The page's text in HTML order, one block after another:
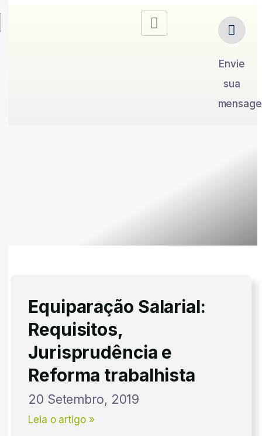
Envie
sua
Equiparação Salarial:
Requisitos,
Jurisprudência e
Reforma trabalhista
20 Setembro, 2019
Leia o artigo »